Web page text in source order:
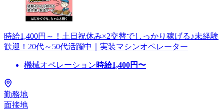
時給1,400円～！土日祝休み×2交替でしっかり稼げる♪未経験
歓迎！20代～50代活躍中｜実装マシンオペレーター
機械オペレーション時給1,400円〜
勤務地
面接地